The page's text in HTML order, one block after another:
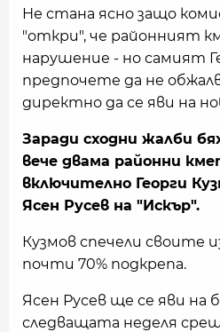
Не стана ясно защо
"откри", че районният
нарушение - но самият
предпочете да не
директно да се яви на
Заради сходни жалби
вече двама районни
включително Георги
Ясен Русев на "Искър".
Кузмов спечели своите
почти 70% подкрепа.
Ясен Русев ще се яви на
следващата неделя